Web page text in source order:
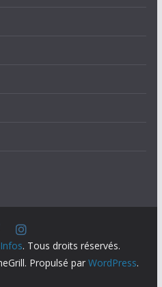
. Tous droits réservés.
Propulsé par WordPress.